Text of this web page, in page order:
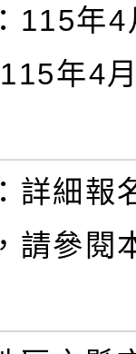
115年
年4
詳細報
請參閱